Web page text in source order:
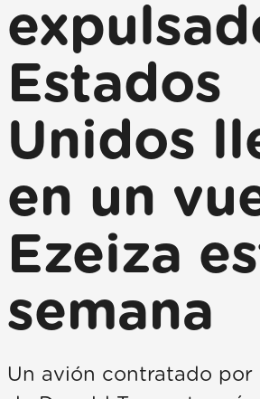
Estados
Unidos
en un
Ezeiza
semana
Un avión contratado por